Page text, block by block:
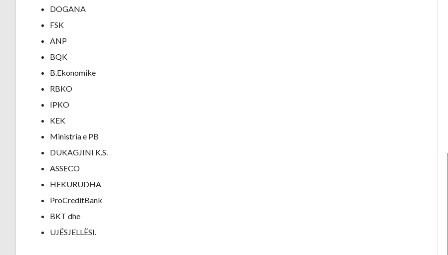
DOGANA
FSK
ANP
BQK
B.Ekonomike
RBKO
IPKO
KEK
Ministria e PB
DUKAGJINI K.S.
ASSECO
HEKURUDHA
ProCreditBank
BKT dhe
UJËSJELLËSI.